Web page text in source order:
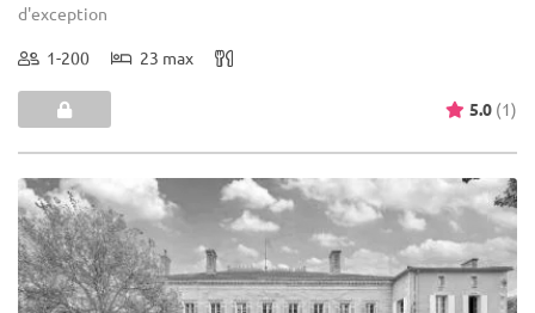
d'exception
1-200 23 max
5.0 (1)